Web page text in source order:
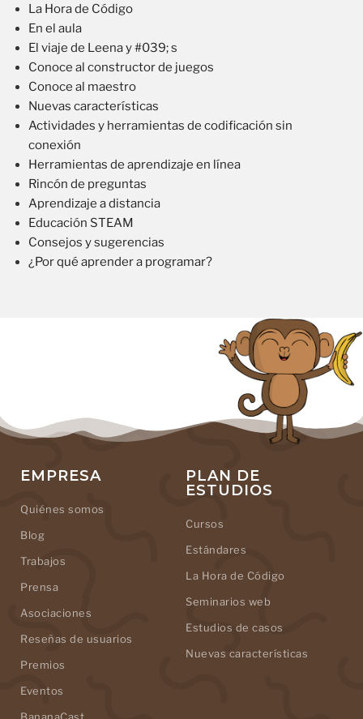
La Hora de Código
En el aula
El viaje de Leena y #039; s
Conoce al constructor de juegos
Conoce al maestro
Nuevas características
Actividades y herramientas de codificación sin
conexión
Herramientas de aprendizaje en línea
Rincón de preguntas
Aprendizaje a distancia
Educación STEAM
Consejos y sugerencias
¿Por qué aprender a programar?
EMPRESA
Quiénes somos
Blog
Trabajos
Prensa
Asociaciones
Reseñas de usuarios
Premios
Eventos
PLAN DE
ESTUDIOS
Cursos
Estándares
La Hora de Código
Seminarios web
Estudios de casos
Nuevas características